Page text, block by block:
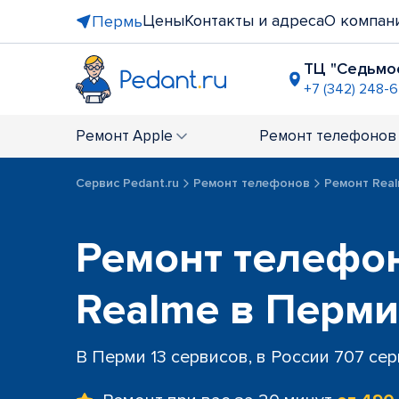
ПермьЦеныКонтакты и адресаО
ТЦ
+7 (342) 248-
+7 (342)
+7 (342)
ТЦ
+7 (342)
Ремонт Apple Ремонт телефонов
Сервис Pedant.ru Ремонт телефонов Ремонт
Ремонт
Realme в Перми
В Перми 13 сервисов, в России 707